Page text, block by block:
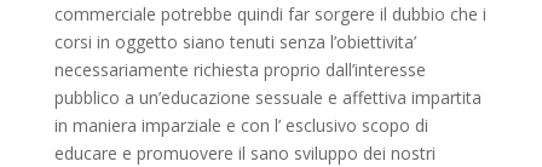
commerciale potrebbe quindi far sorgere il dubbio che i
corsi in oggetto siano tenuti senza l’obiettivita’
necessariamente richiesta proprio dall’interesse
pubblico a un’educazione sessuale e affettiva impartita
in maniera imparziale e con l’ esclusivo scopo di
educare e promuovere il sano sviluppo dei nostri